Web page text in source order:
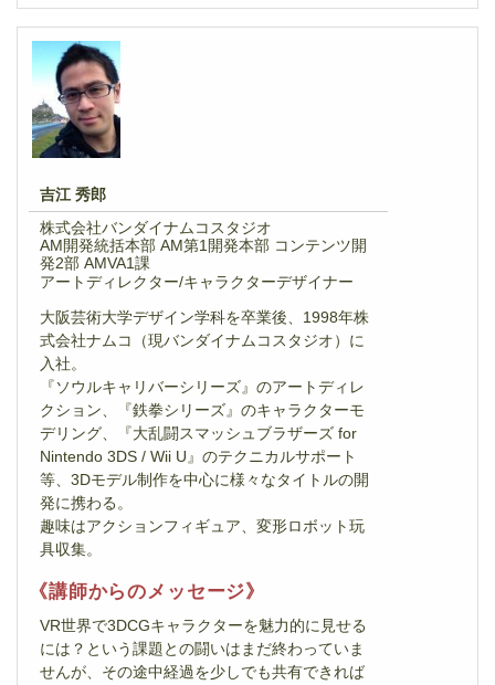
吉江 秀郎
株式会社バンダイナムコスタジオ
AM開発統括本部 AM第1開発本部 コンテンツ開
発2部 AMVA1課
アートディレクター/キャラクターデザイナー
大阪芸術大学デザイン学科を卒業後、1998年株
式会社ナムコ（現バンダイナムコスタジオ）に
入社。
『ソウルキャリバーシリーズ』のアートディレ
クション、『鉄拳シリーズ』のキャラクターモ
デリング、『大乱闘スマッシュブラザーズ for
Nintendo 3DS / Wii U』のテクニカルサポート
等、3Dモデル制作を中心に様々なタイトルの開
発に携わる。
趣味はアクションフィギュア、変形ロボット玩
具収集。
《講師からのメッセージ》
VR世界で3DCGキャラクターを魅力的に見せる
には？という課題との闘いはまだ終わっていま
せんが、その途中経過を少しでも共有できれば